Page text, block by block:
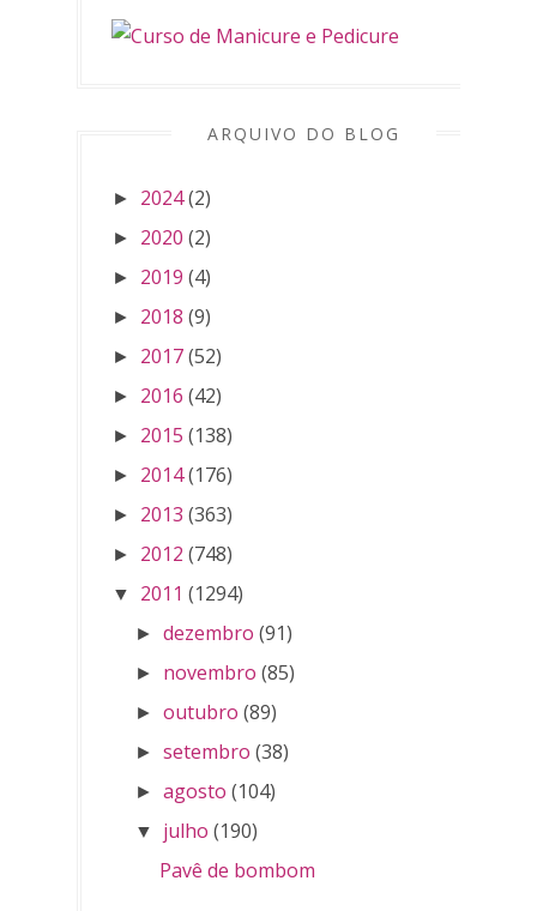
ARQUIVO DO BLOG
► 2024(2)
► 2020 (2)
► 2019 (4)
► 2018 (9)
► 2017(52)
► 2016 (42)
► 2015 (138)
► 2014(176)
► 2013 (363)
► 2012 (748)
▼ 2011 (1294)
►dezembro (91)
► novembro (85)
►outubro (89)
►setembro (38)
►agosto (104)
▼ julho (190)
Pavê de bombom